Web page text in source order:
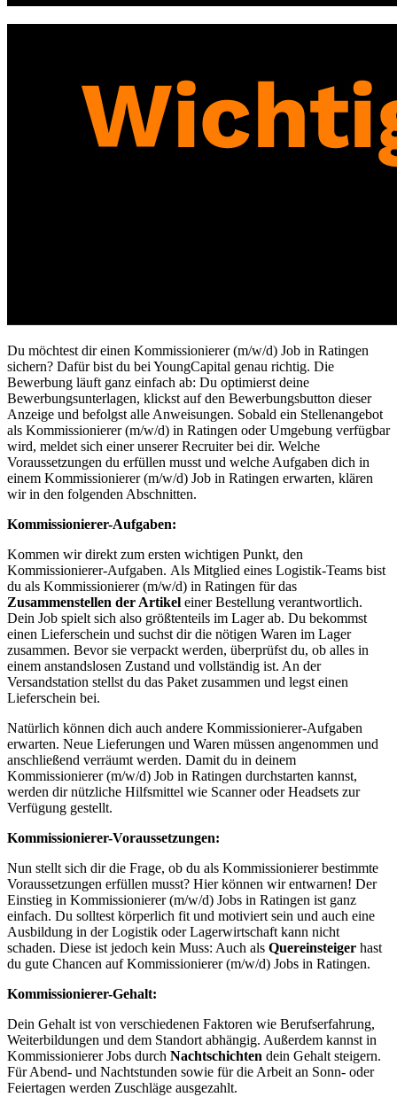
Du möchtest dir einen Kommissionierer (m/w/d) Job in Ratingen
sichern? Dafür bist du bei YoungCapital genau richtig. Die
Bewerbung läuft ganz einfach ab: Du optimierst deine
Bewerbungsunterlagen, klickst auf den Bewerbungsbutton dieser
Anzeige und befolgst alle Anweisungen. Sobald ein Stellenangebot
als Kommissionierer (m/w/d) in Ratingen oder Umgebung verfügbar
wird, meldet sich einer unserer Recruiter bei dir. Welche
Voraussetzungen du erfüllen musst und welche Aufgaben dich in
einem Kommissionierer (m/w/d) Job in Ratingen erwarten, klären
wir in den folgenden Abschnitten.
Kommissionierer-Aufgaben:
Kommen wir direkt zum ersten wichtigen Punkt, den
Kommissionierer-Aufgaben. Als Mitglied eines Logistik-Teams bist
du als Kommissionierer (m/w/d) in Ratingen für das
Zusammenstellen der Artikel einer Bestellung verantwortlich.
Dein Job spielt sich also größtenteils im Lager ab. Du bekommst
einen Lieferschein und suchst dir die nötigen Waren im Lager
zusammen. Bevor sie verpackt werden, überprüfst du, ob alles in
einem anstandslosen Zustand und vollständig ist. An der
Versandstation stellst du das Paket zusammen und legst einen
Lieferschein bei.
Natürlich können dich auch andere Kommissionierer-Aufgaben
erwarten. Neue Lieferungen und Waren müssen angenommen und
anschließend verräumt werden. Damit du in deinem
Kommissionierer (m/w/d) Job in Ratingen durchstarten kannst,
werden dir nützliche Hilfsmittel wie Scanner oder Headsets zur
Verfügung gestellt.
Kommissionierer-Voraussetzungen:
Nun stellt sich dir die Frage, ob du als Kommissionierer bestimmte
Voraussetzungen erfüllen musst? Hier können wir entwarnen! Der
Einstieg in Kommissionierer (m/w/d) Jobs in Ratingen ist ganz
einfach. Du solltest körperlich fit und motiviert sein und auch eine
Ausbildung in der Logistik oder Lagerwirtschaft kann nicht
schaden. Diese ist jedoch kein Muss: Auch als Quereinsteiger hast
du gute Chancen aufKommissionierer (m/w/d) Jobs in Ratingen.
Kommissionierer-Gehalt:
Dein Gehalt ist von verschiedenen Faktoren wie Berufserfahrung,
Weiterbildungen und dem Standort abhängig. Außerdem kannst in
Kommissionierer Jobs durch Nachtschichten dein Gehalt steigern.
Für Abend- und Nachtstunden sowie für die Arbeit an Sonn- oder
Feiertagen werden Zuschläge ausgezahlt.